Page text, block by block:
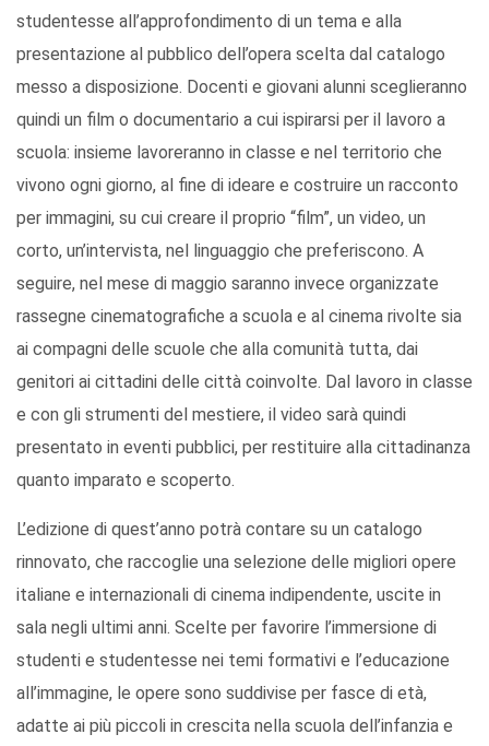
studentesse all’approfondimento di un tema e alla
presentazione al pubblico dell’opera scelta dal catalogo
messo a disposizione. Docenti e giovani alunni sceglieranno
quindi un film o documentario a cui ispirarsi per il lavoro a
scuola: insieme lavoreranno in classe e nel territorio che
vivono ogni giorno, al fine di ideare e costruire un racconto
per immagini, su cui creare il proprio “film”, un video, un
corto, un’intervista, nel linguaggio che preferiscono. A
seguire, nel mese di maggio saranno invece organizzate
rassegne cinematografiche a scuola e al cinema rivolte sia
ai compagni delle scuole che alla comunità tutta, dai
genitori ai cittadini delle città coinvolte. Dal lavoro in classe
e con gli strumenti del mestiere, il video sarà quindi
presentato in eventi pubblici, per restituire alla cittadinanza
quanto imparato e scoperto.
L’edizione di quest’anno potrà contare su un catalogo
rinnovato, che raccoglie una selezione delle migliori opere
italiane e internazionali di cinema indipendente, uscite in
sala negli ultimi anni. Scelte per favorire l’immersione di
studenti e studentesse nei temi formativi e l’educazione
all’immagine, le opere sono suddivise per fasce di età,
adatte ai più piccoli in crescita nella scuola dell’infanzia e